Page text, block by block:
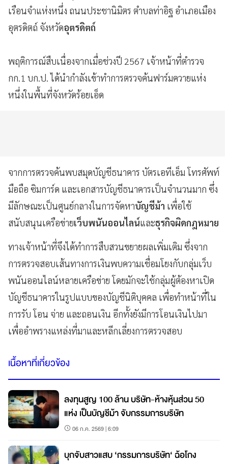
เรือนจำแห่งหนึ่ง ถนนประชานิมิตร ตำบลท่าอิฐ อำเภอเมือง
อุตรดิตถ์ จังหวัดอุตรดิตถ์
พฤติการณ์สืบเนื่องจากเมื่อช่วงปี 2567 เจ้าหน้าที่ตำรวจ
กก.1 บก.ป. ได้นำกำลังเข้าทำการตรวจค้นฟาร์มควายแห่ง
หนึ่งในพื้นที่จังหวัดร้อยเอ็ด
จากการตรวจค้นพบสมุดบัญชีธนาคาร บัตรเอทีเอ็ม โทรศัพท์
มือถือ ซิมการ์ด และเอกสารบัญชีธนาคารเป็นจำนวนมาก ซึ่ง
มีลักษณะเป็นศูนย์กลางในการจัดหาบัญชีม้า เพื่อใช้
สนับสนุนเครือข่ายเว็บพนันออนไลน์และธุรกิจผิดกฎหมาย
ทางเจ้าหน้าที่จึงได้ทำการสืบสวนขยายผลเพิ่มเติม ซึ่งจาก
การตรวจสอบเส้นทางการเงินพบความเชื่อมโยงกับกลุ่มเว็บ
พนันออนไลน์หลายเครือข่าย โดยมักจะใช้กลุ่มผู้ต้องหาเปิด
บัญชีธนาคารในรูปแบบของบัญชีนิติบุคคล เพื่อทำหน้าที่ใน
การรับ โอน จ่าย และถอนเงิน อีกทั้งยังมีการโอนเงินไปมา
เพื่ออำพรางแหล่งที่มาและหลีกเลี่ยงการตรวจสอบ
เนื้อหาที่เกี่ยวข้อง
ลงทุนสูญ 100 ล้าน บริษัท-ห้างหุ้นส่วน 50
แห่ง เป็นบัญชีม้า จับกรรมการบริษัท
06 ก.ค. 2569 | 6:09
บุกจับสาวแสบ ‘กรรมการบริษัท‘ ฉ้อโกง